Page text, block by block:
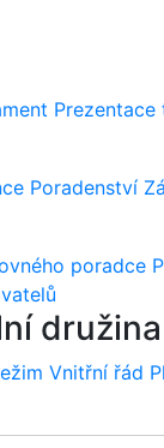
Prezentace
Poradenství
poradce
družina
Vnitřní řád